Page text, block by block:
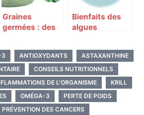
Graines
germées : des
incroyables
pour la santé
Bienfaits des
algues
pour la santé
3 ANTIOXYDANTS
ASTAXANTHINE
CONSEILS NUTRITIONNELS
DE L'ORGANISME
KRILL
OMÉGA-3
PERTE DE POIDS
PRÉVENTION DES CANCERS